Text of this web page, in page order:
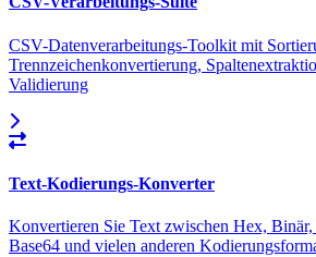
CSV-Datenverarbeitungs-Toolkit mit
Trennzeichenkonvertierung,
Validierung
Text-Kodierungs-Konverter
Konvertieren Sie Text zwischen Hex,
Base64 und vielen anderen